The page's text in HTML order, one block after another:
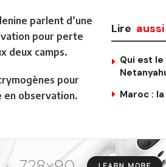
Lire aussi
Qui est le
Maroc :
parlent d’une
pour perte
deux camps.
pour
en observation.